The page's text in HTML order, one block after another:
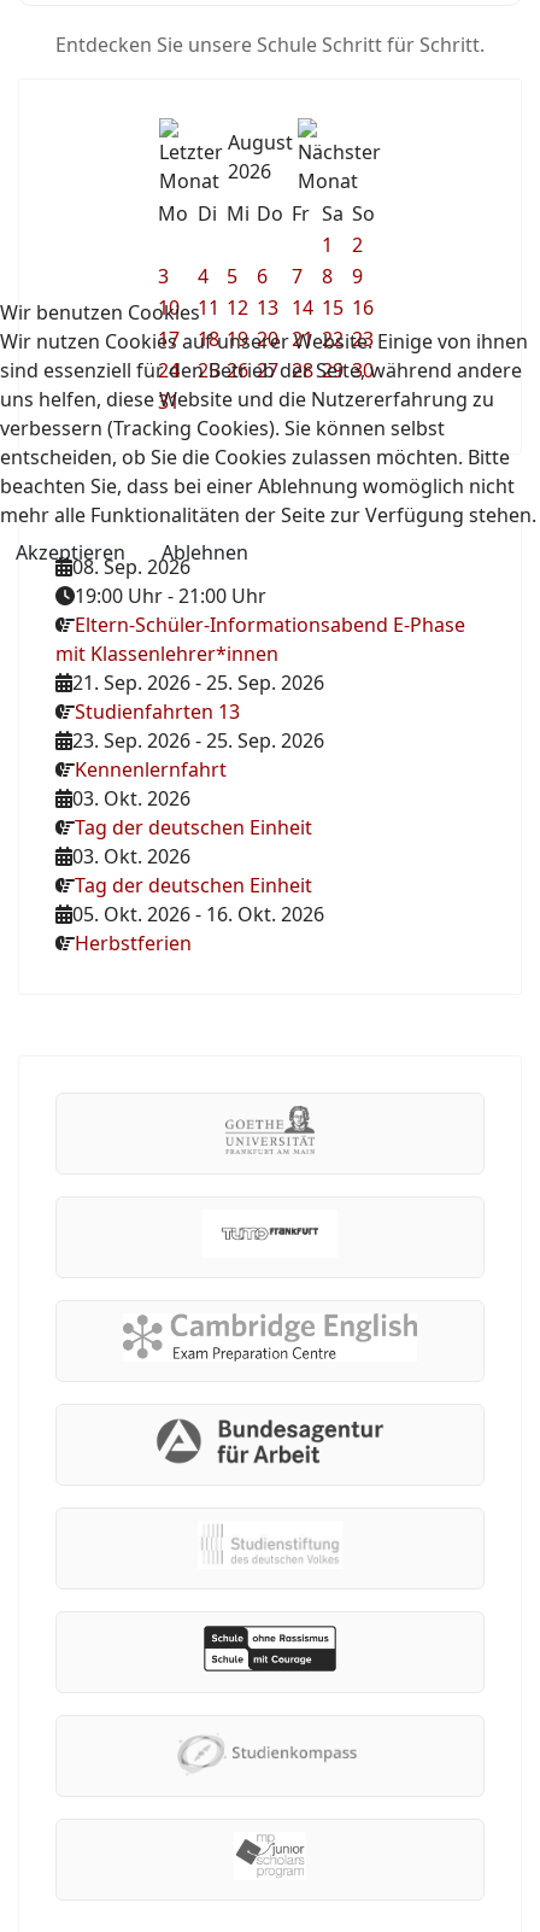
Entdecken Sie unsere Schule Schritt für Schritt.
August
2026
Mo Di Mi Do Fr Sa So
1
2
3
4 5 6 7 8
9
10
11 12 13 14 15 16
17
18 19 20 21 22 23
24
25 26 27 28 29 30
31
08. Sep. 2026
19:00 Uhr-21:00 Uhr
Eltern-Schüler-Informationsabend E-Phase
mit Klassenlehrer*innen
21. Sep. 2026-25. Sep. 2026
Studienfahrten 13
23. Sep. 2026-25. Sep. 2026
Kennenlernfahrt
03. Okt. 2026
Tag der deutschen Einheit
03. Okt. 2026
Tag der deutschen Einheit
05. Okt. 2026- 16. Okt. 2026
Herbstferien
Wir benutzen Cookies
Wir nutzen Cookies auf unserer Website. Einige von ihnen
sind essenziell für den Betrieb der Seite, während andere
uns helfen, diese Website und die Nutzererfahrung zu
verbessern (Tracking Cookies). Sie können selbst
entscheiden, ob Sie die Cookies zulassen möchten. Bitte
beachten Sie, dass bei einer Ablehnung womöglich nicht
mehr alle Funktionalitäten der Seite zur Verfügung stehen.
Akzeptieren
Ablehnen